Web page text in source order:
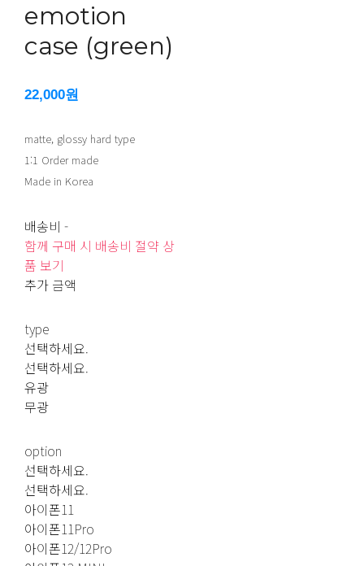
emotion
case (green)
22,000원
matte, glossy hard type
1:1 Order made
Made in Korea
배송비 -
함께 구매 시 배송비 절약 상
품 보기
추가 금액
type
선택하세요.
선택하세요.
유광
무광
option
선택하세요.
선택하세요.
아이폰11
아이폰11Pro
아이폰12/12Pro